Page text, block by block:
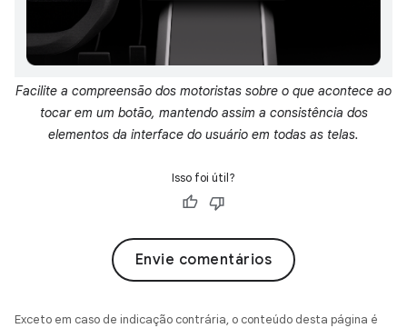
Facilite a compreensão dos motoristas sobre o que acontece ao
tocar em um botão, mantendo assim a consistência dos
elementos da interface do usuário em todas as telas.
Isso foi útil?
Envie comentários
Exceto em caso de indicação contrária, o conteúdo desta página é